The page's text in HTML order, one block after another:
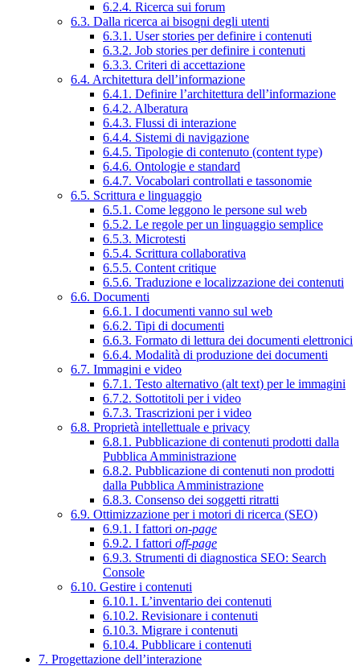
6.2.4. Ricerca sui forum
6.3. Dalla ricerca ai bisogni degli utenti
6.3.1. User stories per definire i contenuti
6.3.2. Job stories per definire i contenuti
6.3.3. Criteri di accettazione
6.4. Architettura dell’informazione
6.4.1. Definire l’architettura dell’informazione
6.4.2. Alberatura
6.4.3. Flussi di interazione
6.4.4. Sistemi di navigazione
6.4.5. Tipologie di contenuto (content type)
6.4.6. Ontologie e standard
6.4.7. Vocabolari controllati e tassonomie
6.5. Scrittura e linguaggio
6.5.1. Come leggono le persone sul web
6.5.2. Le regole per un linguaggio semplice
6.5.3. Microtesti
6.5.4. Scrittura collaborativa
6.5.5. Content critique
6.5.6. Traduzione e localizzazione dei contenuti
6.6. Documenti
6.6.1. I documenti vanno sul web
6.6.2. Tipi di documenti
6.6.3. Formato di lettura dei documenti elettronici
6.6.4. Modalità di produzione dei documenti
6.7. Immagini e video
6.7.1. Testo alternativo (alt text) per le immagini
6.7.2. Sottotitoli per i video
6.7.3. Trascrizioni per i video
6.8. Proprietà intellettuale e privacy
6.8.1. Pubblicazione di contenuti prodotti dalla
Pubblica Amministrazione
6.8.2. Pubblicazione di contenuti non prodotti
dalla Pubblica Amministrazione
6.8.3. Consenso dei soggetti ritratti
6.9. Ottimizzazione per i motori di ricerca (SEO)
6.9.1. I fattori on-page
6.9.2. I fattori off-page
6.9.3. Strumenti di diagnostica SEO: Search
Console
6.10. Gestire i contenuti
6.10.1. L’inventario dei contenuti
6.10.2. Revisionare i contenuti
6.10.3. Migrare i contenuti
6.10.4. Pubblicare i contenuti
7. Progettazione dell’interazione